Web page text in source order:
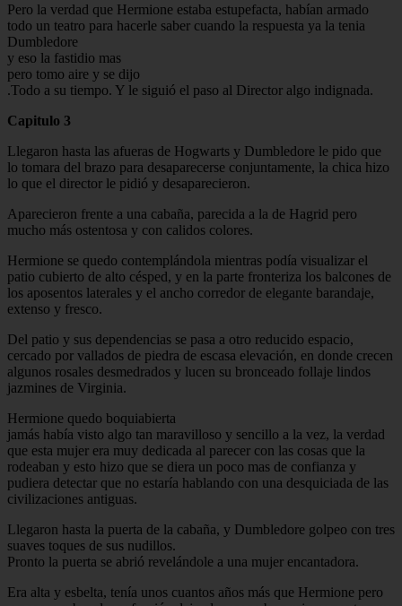
Pero la verdad que Hermione estaba estupefacta, habían armado
todo un teatro para hacerle saber cuando la respuesta ya la tenia
Dumbledore
y eso la fastidio mas
pero tomo aire y se dijo
.Todo a su tiempo. Y le siguió el paso al Director algo indignada.
Capitulo 3
Llegaron hasta las afueras de Hogwarts y Dumbledore le pido que
lo tomara del brazo para desaparecerse conjuntamente, la chica hizo
lo que el director le pidió y desaparecieron.
Aparecieron frente a una cabaña, parecida a la de Hagrid pero
mucho más ostentosa y con calidos colores.
Hermione se quedo contemplándola mientras podía visualizar el
patio cubierto de alto césped, y en la parte fronteriza los balcones de
los aposentos laterales y el ancho corredor de elegante barandaje,
extenso y fresco.
Del patio y sus dependencias se pasa a otro reducido espacio,
cercado por vallados de piedra de escasa elevación, en donde crecen
algunos rosales desmedrados y lucen su bronceado follaje lindos
jazmines de Virginia.
Hermione quedo boquiabierta
jamás había visto algo tan maravilloso y sencillo a la vez, la verdad
que esta mujer era muy dedicada al parecer con las cosas que la
rodeaban y esto hizo que se diera un poco mas de confianza y
pudiera detectar que no estaría hablando con una desquiciada de las
civilizaciones antiguas.
Llegaron hasta la puerta de la cabaña, y Dumbledore golpeo con tres
suaves toques de sus nudillos.
Pronto la puerta se abrió revelándole a una mujer encantadora.
Era alta y esbelta, tenía unos cuantos años más que Hermione pero